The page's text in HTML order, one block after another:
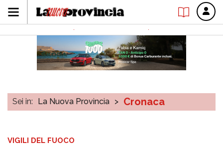
Sei in: La Nuova Provincia > Cronaca
VIGILI DEL FUOCO